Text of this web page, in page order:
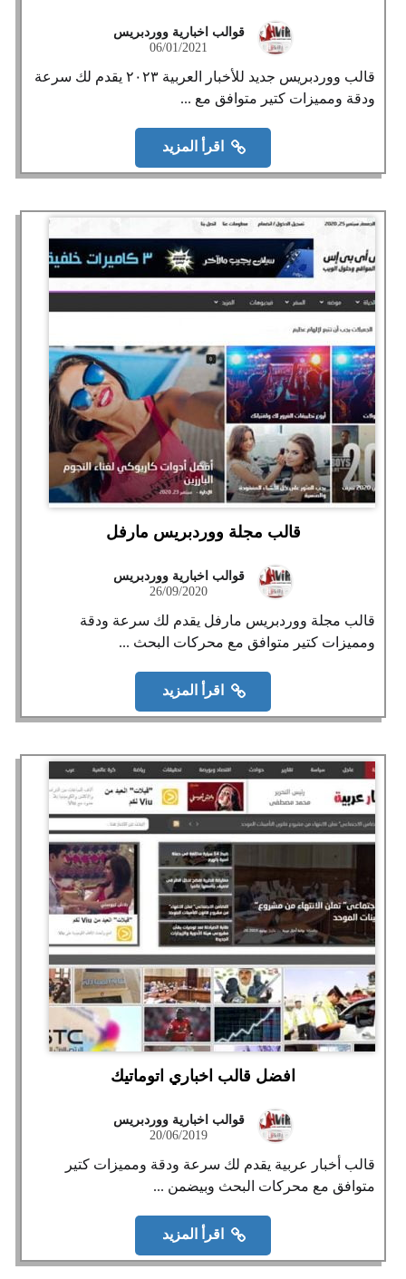
قوالب اخبارية ووردبريس
06/01/2021
قالب ووردبريس جديد للأخبار العربية ٢٠٢٣ يقدم لك سرعة
ودقة ومميزات كتير متوافق مع ...
اقرأ المزيد
قالب مجلة ووردبريس مارفل
قوالب اخبارية ووردبريس
26/09/2020
قالب مجلة ووردبريس مارفل يقدم لك سرعة ودقة
ومميزات كتير متوافق مع محركات البحث ...
اقرأ المزيد
افضل قالب اخباري اتوماتيك
قوالب اخبارية ووردبريس
20/06/2019
قالب أخبار عربية يقدم لك سرعة ودقة ومميزات كتير
متوافق مع محركات البحث وبيضمن ...
اقرأ المزيد